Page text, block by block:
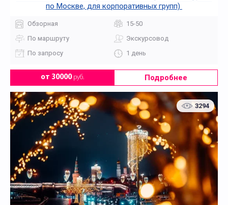
по Москве, для корпоративных групп)
Обзорная
15-50
По маршруту
Экскурсовод
По запросу
1 день
от 30000руб. Подробнее
3294